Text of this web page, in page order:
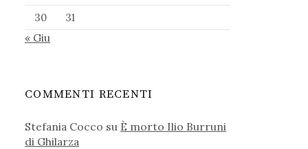
30
31
« Giu
COMMENTI RECENTI
Stefania Cocco su È morto Ilio Burruni
di Ghilarza